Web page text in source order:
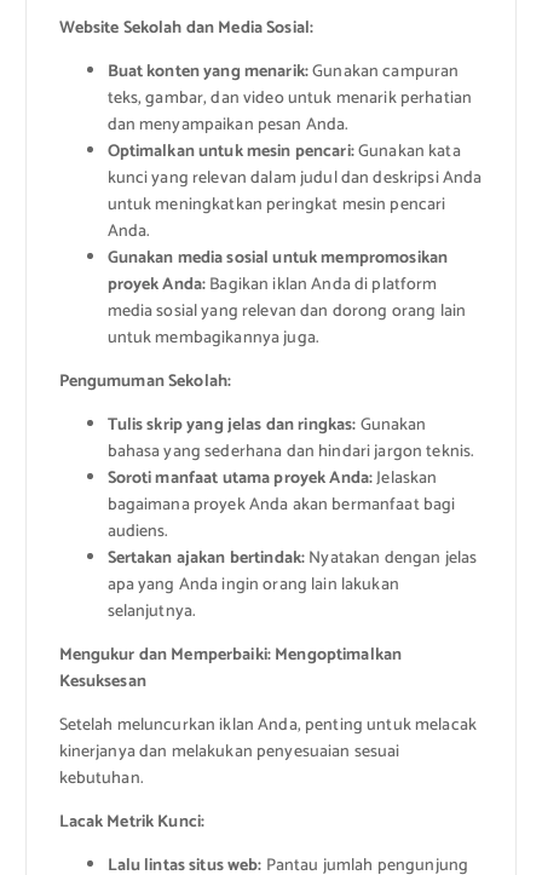
Website Sekolah dan Media Sosial:
Buat konten yang menarik:Gunakan campuran
teks, gambar, dan video untuk menarik perhatian
dan menyampaikan pesan Anda.
Optimalkan untuk mesin pencari:Gunakan kata
kunci yang relevan dalam judul dan deskripsi Anda
untuk meningkatkan peringkat mesin pencari
Anda.
Gunakan media sosial untuk mempromosikan
proyek Anda:Bagikan iklan Anda di platform
media sosial yang relevan dan dorong orang lain
untuk membagikannya juga.
Pengumuman Sekolah:
Tulis skrip yang jelas dan ringkas:Gunakan
bahasa yang sederhana dan hindari jargon teknis.
Soroti manfaat utama proyek Anda:Jelaskan
bagaimana proyek Anda akan bermanfaat bagi
audiens.
Sertakan ajakan bertindak:Nyatakan dengan jelas
apa yang Anda ingin orang lain lakukan
selanjutnya.
Mengukur dan Memperbaiki: Mengoptimalkan
Kesuksesan
Setelah meluncurkan iklan Anda, penting untuk melacak
kinerjanya dan melakukan penyesuaian sesuai
kebutuhan.
Lacak Metrik Kunci:
Lalu lintas situs web: Pantau jumlah pengunjung